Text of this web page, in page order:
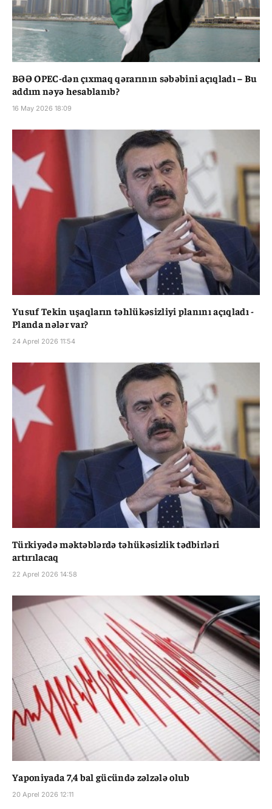
BƏƏ OPEC-dən çıxmaq qərarının səbəbini açıqladı – Bu
addım nəyə hesablanıb?
16 May 2026 18:09
Yusuf Tekin uşaqların təhlükəsizliyi planını açıqladı -
Planda nələr var?
24 Aprel 2026 11:54
Türkiyədə məktəblərdə təhükəsizlik tədbirləri
artırılacaq
22 Aprel 2026 14:58
Yaponiyada 7,4 bal gücündə zəlzələ olub
20 Aprel 2026 12:11